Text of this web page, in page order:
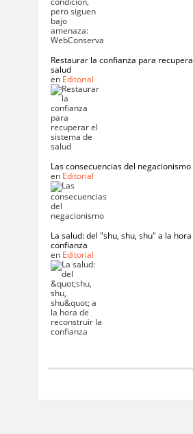
Restaurar la confianza para
salud
en Editorial
Las consecuencias del negacionismo
en Editorial
La salud: del "shu, shu, shu" a la
confianza
en Editorial